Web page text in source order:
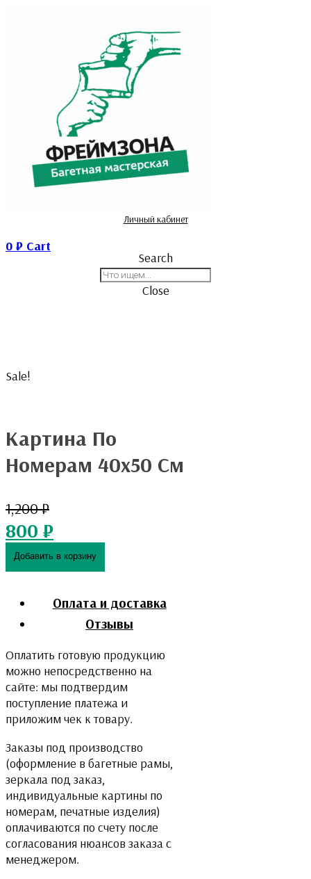
Личный кабинет
0 ₽ Cart
Search
Close
Sale!
Картина По
Номерам 40х50 См
1,200₽
800 ₽
Добавить в корзину
Оплата и доставка
Отзывы
Оплатить готовую продукцию
можно непосредственно на
сайте: мы подтвердим
поступление платежа и
приложим чек к товару.
Заказы под производство
(оформление в багетные рамы,
зеркала под заказ,
индивидуальные картины по
номерам, печатные изделия)
оплачиваются по счету после
согласования нюансов заказа с
менеджером.